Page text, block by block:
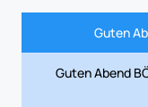
Guten
Guten Abend